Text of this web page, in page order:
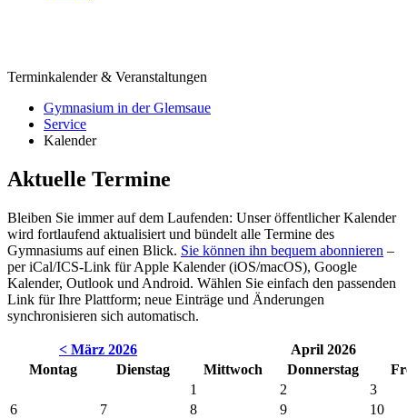
Terminkalender & Veranstaltungen
Gymnasium in der Glemsaue
Service
Kalender
Aktuelle Termine
Bleiben Sie immer auf dem Laufenden: Unser öffentlicher Kalender
wird fortlaufend aktualisiert und bündelt alle Termine des
Gymnasiums auf einen Blick. Sie können ihn bequem abonnieren –
per iCal/ICS-Link für Apple Kalender (iOS/macOS), Google
Kalender, Outlook und Android. Wählen Sie einfach den passenden
Link für Ihre Plattform; neue Einträge und Änderungen
synchronisieren sich automatisch.
< März 2026
April 2026
Montag
Dienstag Mittwoch Donnerstag
1
2
3
6
7 8 9 10